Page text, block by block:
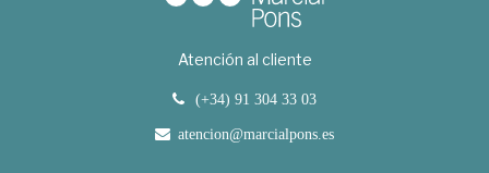
Atención al cliente
(+34) 91 304 33 03
atencion@marcialpons.es